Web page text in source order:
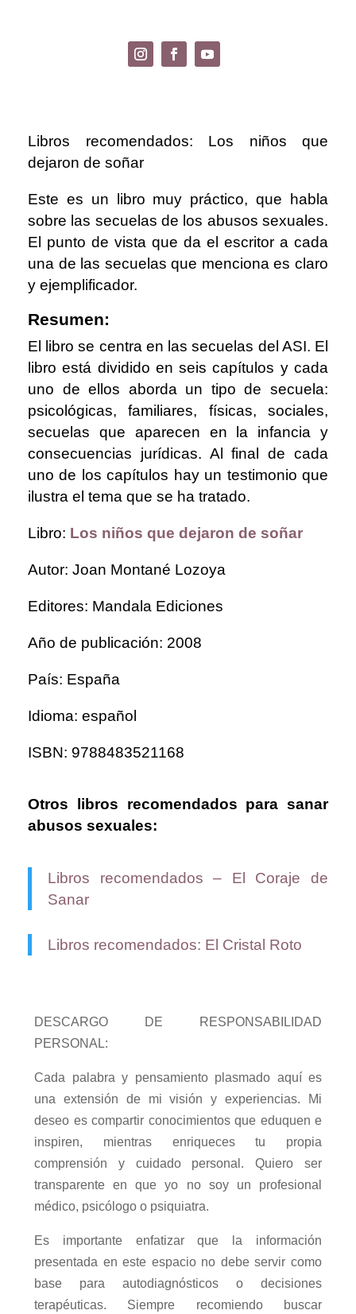
Libros recomendados: Los niños que
dejaron de soñar
Este es un libro muy práctico, que habla
sobre las secuelas de los abusos sexuales.
El punto de vista que da el escritor a cada
una de las secuelas que menciona es claro
y ejemplificador.
Resumen:
El libro se centra en las secuelas del ASI. El
libro está dividido en seis capítulos y cada
uno de ellos aborda un tipo de secuela:
psicológicas, familiares, físicas, sociales,
secuelas que aparecen en la infancia y
consecuencias jurídicas. Al final de cada
uno de los capítulos hay un testimonio que
ilustra el tema que se ha tratado.
Libro: Los niños que dejaron de soñar
Autor: Joan Montané Lozoya
Editores: Mandala Ediciones
Año de publicación: 2008
País: España
Idioma: español
ISBN: 9788483521168
Otros libros recomendados para sanar
abusos sexuales:
Libros recomendados – El Coraje de
Sanar
Libros recomendados: El Cristal Roto
DESCARGO DE RESPONSABILIDAD
PERSONAL:
Cada palabra y pensamiento plasmado aquí es
una extensión de mi visión y experiencias. Mi
deseo es compartir conocimientos que eduquen e
inspiren, mientras enriqueces tu propia
comprensión y cuidado personal. Quiero ser
transparente en que yo no soy un profesional
médico, psicólogo o psiquiatra.
Es importante enfatizar que la información
presentada en este espacio no debe servir como
base para autodiagnósticos o decisiones
terapéuticas. Siempre recomiendo buscar